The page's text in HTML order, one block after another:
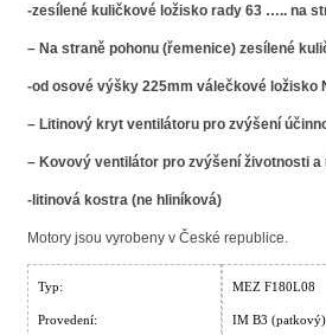
-zesílené kuličkové ložisko rady 63 ….. na
– Na straně pohonu (řemenice) zesílené
-od osové výšky 225mm válečkové ložisko
– Litinový kryt ventilátoru pro zvýšení
– Kovový ventilátor pro zvýšení životnosti a
-litinová kostra (ne hliníková)
Motory jsou vyrobeny v České republice.
Typ:
Provedení:
MEZ F180L08
IM B3 (patkový)